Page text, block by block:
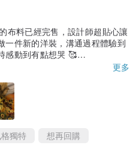
布料已經完售，設計師超貼心讓
一件新的洋裝，溝通過程體驗到
感動到有點想哭 🥰
更多
獨特
想再回購